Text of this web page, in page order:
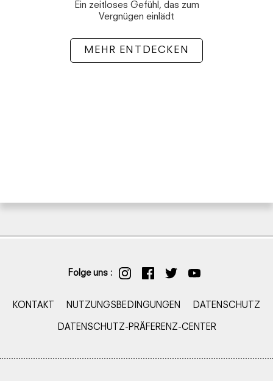
Ein zeitloses Gefühl, das zum
Vergnügen einlädt
MEHR ENTDECKEN
Folge uns :
KONTAKT NUTZUNGSBEDINGUNGEN DATENSCHUTZ
DATENSCHUTZ-PRÄFERENZ-CENTER